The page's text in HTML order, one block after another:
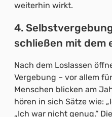
weiterhin wirkt.
4.
schließen mit dem
Nach dem Loslassen
Vergebung – vor allem
Menschen blicken am
hören in sich Sätze wie:
„Ich war nicht genug.“